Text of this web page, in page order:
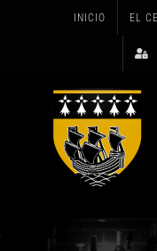
INICIO EL